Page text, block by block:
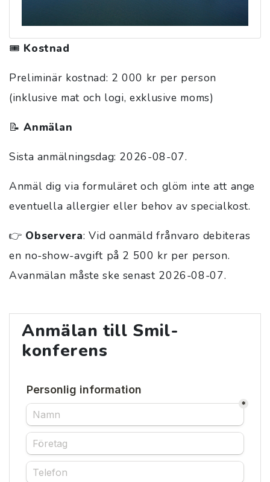
🎟️ Kostnad
Preliminär kostnad: 2 000 kr per person
(inklusive mat och logi, exklusive moms)
📝Anmälan
Sista anmälningsdag: 2026-08-07.
Anmäl dig via formuläret och glöm inte att ange
eventuella allergier eller behov av specialkost.
👉 Observera: Vid oanmäld frånvaro debiteras
en no-show-avgift på 2 500 kr per person.
Avanmälan måste ske senast 2026-08-07.
Anmälan till Smil-
konferens